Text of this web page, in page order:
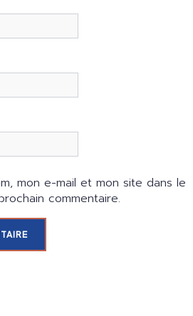
mon e-mail et mon site dans le
commentaire.